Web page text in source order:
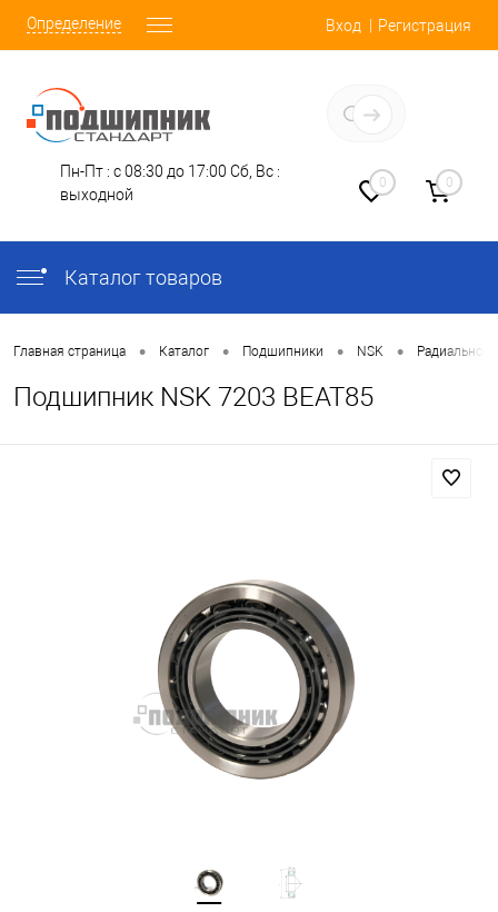
Определение Вход Регистрация
Пн-Пт : с 08:30 до 17:00 Сб, Вс :
выходной
0 0
Каталог товаров
Главная страница • Каталог • Подшипники • NSK • Радиально-
Подшипник NSK 7203 BEAT85